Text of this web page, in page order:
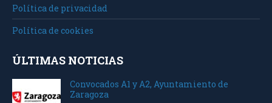
Política de privacidad
Política de cookies
ÚLTIMAS NOTICIAS
Convocados A1 y A2, Ayuntamiento de
Zaragoza